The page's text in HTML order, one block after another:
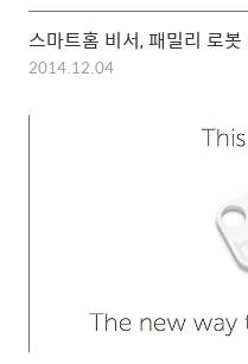
스마트홈 비서, 패밀리 로
2014.12.04